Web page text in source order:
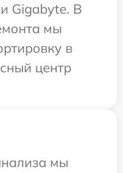
Gigabyte. В
мы
в
центр
мы